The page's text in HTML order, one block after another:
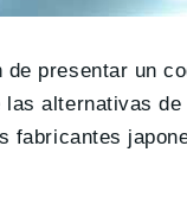
presentar un
alternativas
fabricantes